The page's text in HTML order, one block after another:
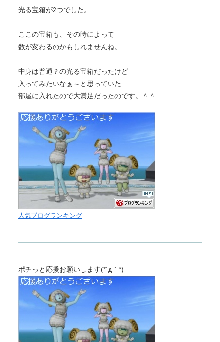
光る宝箱が2つでした。
ここの宝箱も、その時によって
数が変わるのかもしれませんね。
中身は普通？の光る宝箱だったけど
入ってみたいなぁ～と思っていた
部屋に入れたので大満足だったのです。＾＾
人気ブログランキング
ポチっと応援お願いします(*´д｀*)